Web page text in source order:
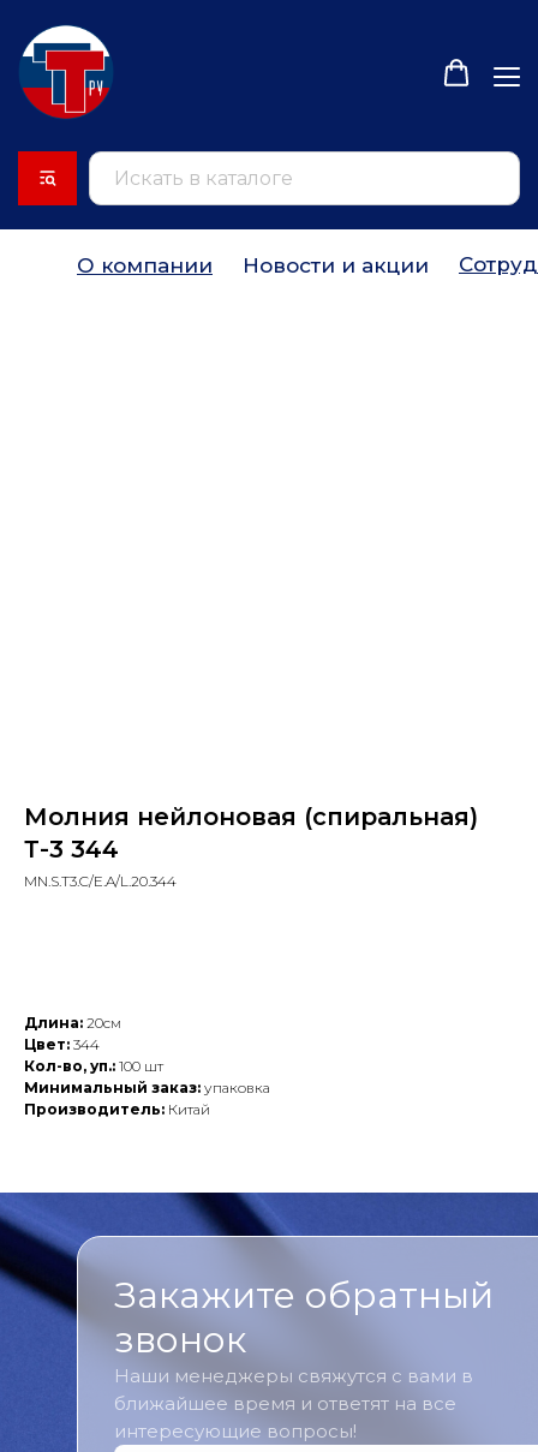
О компании Новости и акции
Молния нейлоновая (спиральная)
Т-3 344
MN.S.T3.C/E.A/L.20.344
Длина: 20см
Цвет: 344
Кол-во, уп.: 100 шт
Минимальный заказ: упаковка
Производитель: Китай
Закажите обратный
звонок
Наши менеджеры свяжутся с вами в
ближайшее время и ответят на все
интересующие вопросы!